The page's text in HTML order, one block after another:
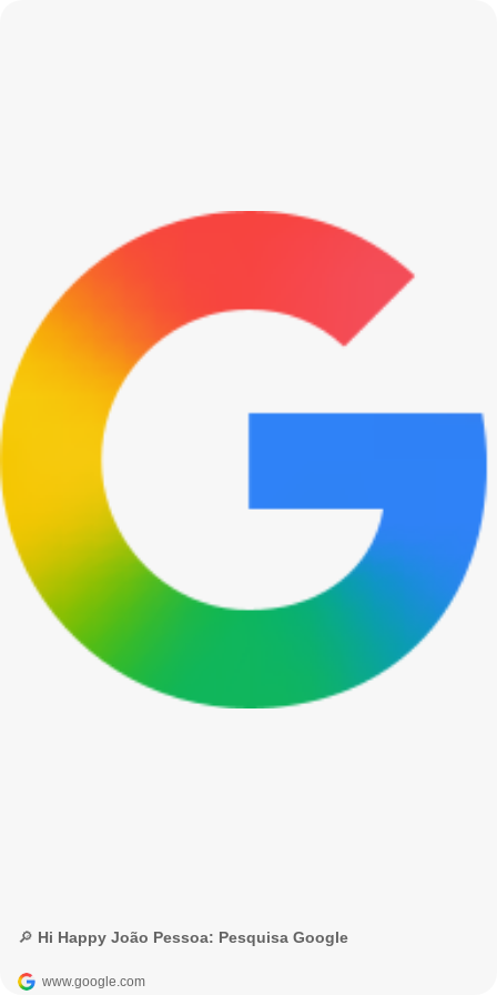
🔎 Hi Happy João Pessoa: Pesquisa Google
www.google.com